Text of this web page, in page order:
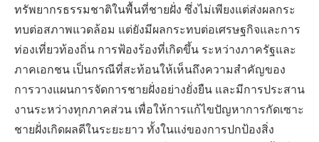
ทรัพยากรธรรมชาติในพื้นที่ชายฝั่ง ซึ่งไม่เพียงแต่ส่งผลกระ
ทบต่อสภาพแวดล้อม แต่ยังมีผลกระทบต่อเศรษฐกิจและการ
ท่องเที่ยวท้องถิ่น การฟ้องร้องที่เกิดขึ้น ระหว่างภาครัฐและ
ภาคเอกชน เป็นกรณีที่สะท้อนให้เห็นถึงความสำคัญของ
การวางแผนการจัดการชายฝั่งอย่างยั่งยืน และมีการประสาน
งานระหว่างทุกภาคส่วน เพื่อให้การแก้ไขปัญหาการกัดเซาะ
ชายฝั่งเกิดผลดีในระยะยาว ทั้งในแง่ของการปกป้องสิ่ง